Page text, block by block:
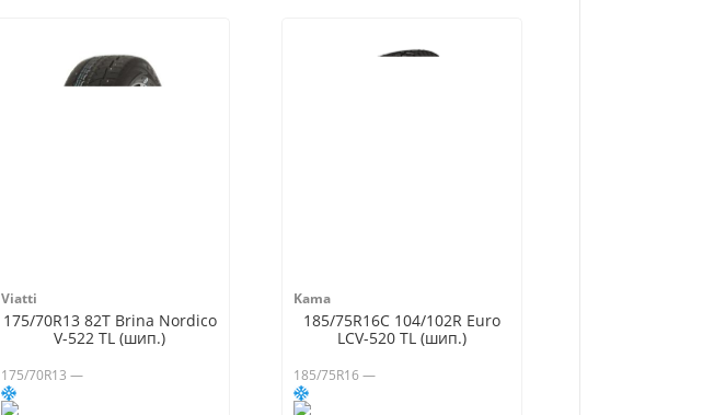
Viatti
175/70R13 82T Brina Nordico
V-522 TL (шип.)
175/70R13 —
Kama
185/75R16C 104/102R Euro
LCV-520 TL (шип.)
185/75R16 —